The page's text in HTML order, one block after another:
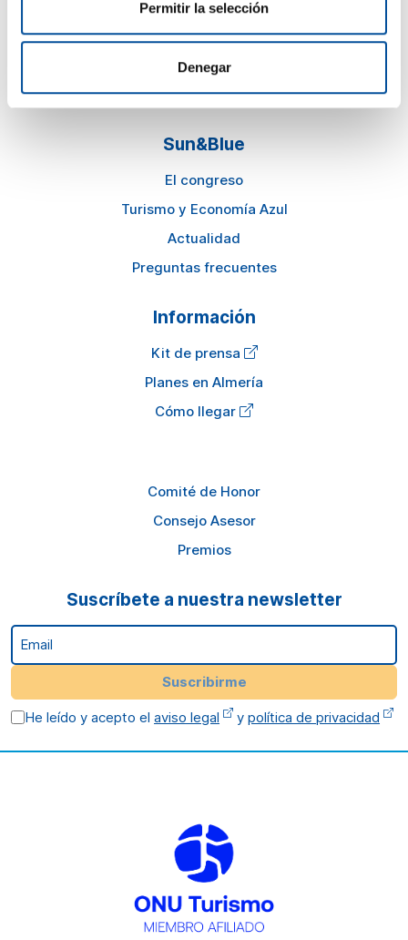
Permitir la selección
Denegar
Sun&Blue
El congreso
Turismo y Economía Azul
Actualidad
Preguntas frecuentes
Información
Kit de prensa
Planes en Almería
Cómo llegar
Comité de Honor
Consejo Asesor
Premios
Suscríbete a nuestra newsletter
Email
Suscribirme
He leído y acepto elaviso legal ypolítica de privacidad